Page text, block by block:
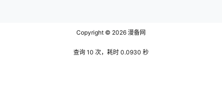
Copyright © 2026 漫备网
查询 10 次，耗时 0.0930 秒